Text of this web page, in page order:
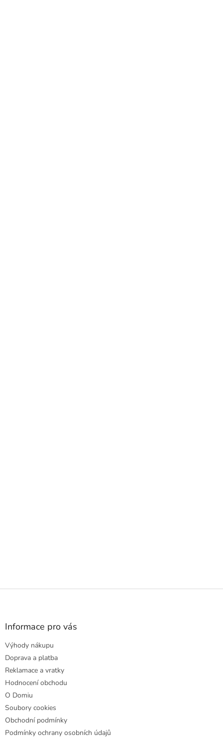
Z
Informace pro vás
Výhody nákupu
Doprava a platba
Reklamace a vratky
Hodnocení obchodu
O Domiu
Soubory cookies
Obchodní podmínky
Podmínky ochrany osobních údajů